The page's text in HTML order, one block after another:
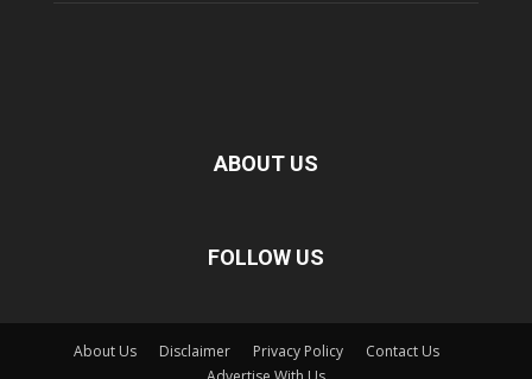
ABOUT US
FOLLOW US
About Us Disclaimer Privacy Policy
Contact Us